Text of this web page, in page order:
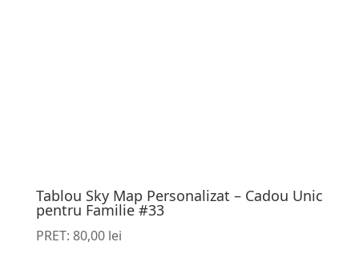
Tablou Sky Map Personalizat – Cadou Unic
pentru Familie #33
PRET: 80,00 lei